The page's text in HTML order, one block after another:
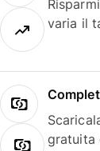
varia il
gratuita